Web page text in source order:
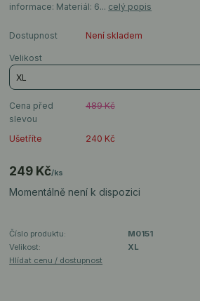
informace: Materiál: 6... celý popis
Dostupnost Není skladem
Velikost
Cena před
slevou
489 Kč
Ušetříte 240 Kč
249 Kč/ks
Momentálně není k dispozici
Číslo produktu:
M0151
Velikost:
XL
Hlídat cenu / dostupnost